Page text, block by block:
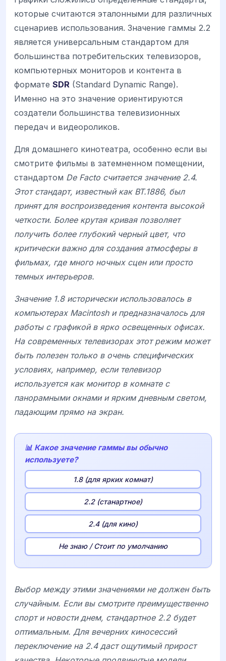
которые считаются эталонными для различных
сценариев использования. Значение гаммы 2.2
является универсальным стандартом для
большинства потребительских телевизоров,
компьютерных мониторов и контента в
формате SDR (Standard Dynamic Range).
Именно на это значение ориентируются
создатели большинства телевизионных
передач и видеороликов.
Для домашнего кинотеатра, особенно если вы
смотрите фильмы в затемненном помещении,
стандартом De Facto считается значение 2.4.
Этот стандарт, известный как BT.1886, был
принят для воспроизведения контента высокой
четкости. Более крутая кривая позволяет
получить более глубокий черный цвет, что
критически важно для создания атмосферы в
фильмах, где много ночных сцен или просто
темных интерьеров.
Значение 1.8 исторически использовалось в
компьютерах Macintoshи предназначалось для
работы с графикой в ярко освещенных офисах.
На современных телевизорах этот режим может
быть полезен только в очень специфических
условиях, например, если телевизор
используется как монитор в комнате с
панорамными окнами и ярким дневным светом,
падающим прямо на экран.
📊 Какое значение гаммы вы обычно
используете?
1.8 (для ярких комнат)
2.2 (станартное)
2.4 (для кино)
Не знаю / Стоит по умолчанию
Выбор между этими значениями не должен быть
случайным. Если вы смотрите преимущественно
спорт и новости днем, стандартное 2.2 будет
оптимальным. Для вечерних киносессий
переключение на 2.4 даст ощутимый прирост